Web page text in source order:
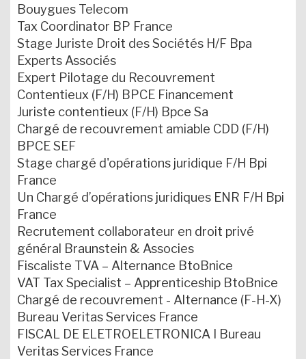
Bouygues Telecom
Tax Coordinator BP France
Stage Juriste Droit des Sociétés H/F Bpa
Experts Associés
Expert Pilotage du Recouvrement
Contentieux (F/H) BPCE Financement
Juriste contentieux (F/H) Bpce Sa
Chargé de recouvrement amiable CDD (F/H)
BPCE SEF
Stage chargé d'opérations juridique F/H Bpi
France
Un Chargé d’opérations juridiques ENR F/H Bpi
France
Recrutement collaborateur en droit privé
général Braunstein & Associes
Fiscaliste TVA – Alternance BtoBnice
VAT Tax Specialist – Apprenticeship BtoBnice
Chargé de recouvrement - Alternance (F-H-X)
Bureau Veritas Services France
FISCAL DE ELETROELETRONICA I Bureau
Veritas Services France